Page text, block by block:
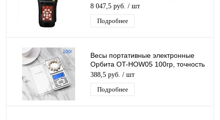
MER,BER, S/N, уровень
8 047,5 руб. / шт
Подробнее
Весы портативные электронные
Орбита OT-HOW05 100гр, точность
0,01гр
388,5 руб. / шт
Подробнее